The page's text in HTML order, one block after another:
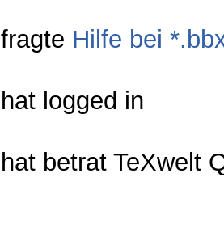
fragte Hilfe bei
hat logged in
hat betrat TeXwelt